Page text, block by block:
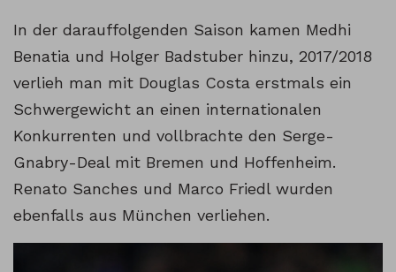
In der darauffolgenden Saison kamen Medhi
Benatia und Holger Badstuber hinzu, 2017/2018
verlieh man mit Douglas Costa erstmals ein
Schwergewicht an einen internationalen
Konkurrenten und vollbrachte den Serge-
Gnabry-Deal mit Bremen und Hoffenheim.
Renato Sanches und Marco Friedl wurden
ebenfalls aus München verliehen.